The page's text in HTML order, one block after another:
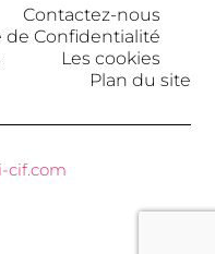
Contactez-nous
de Confidentialité
Les cookies
Plan du site
cif.com